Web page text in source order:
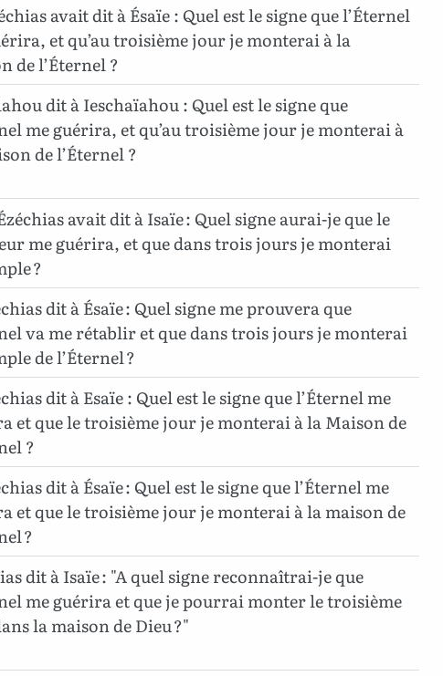
avait dit à Ésaïe : Quel est le signe que l’Éternel
et qu’au troisième jour je monterai à la
de l’Éternel ?
dit à Ieschaïahou : Quel est le signe que
me guérira, et qu’au troisième jour je monterai à
de l’Éternel ?
avait dit à Isaïe : Quel signe aurai-je que le
me guérira, et que dans trois jours je monterai
?
dit à Ésaïe : Quel signe me prouvera que
va me rétablir et que dans trois jours je monterai
de l’Éternel ?
dit à Esaïe : Quel est le signe que l’Éternel me
et que le troisième jour je monterai à la Maison de
?
dit à Ésaïe : Quel est le signe que l’Éternel me
et que le troisième jour je monterai à la maison de
?
dit à Isaïe : "A quel signe reconnaîtrai-je que
me guérira et que je pourrai monter le troisième
la maison de Dieu ?"